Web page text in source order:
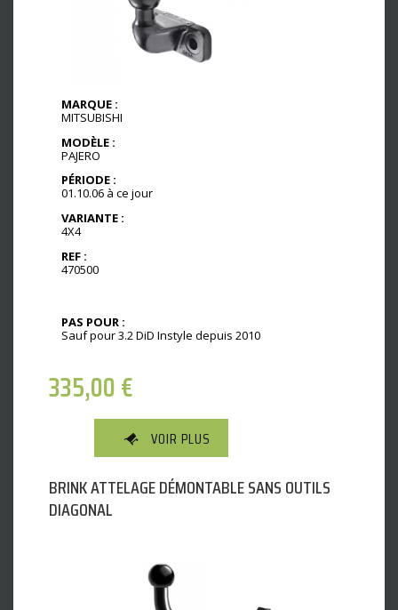
MARQUE :
MITSUBISHI
MODÈLE :
PAJERO
PÉRIODE :
01.10.06 à ce jour
VARIANTE :
4X4
REF :
470500
PAS POUR :
Sauf pour 3.2 DiD Instyle depuis 2010
335,00€
VOIR PLUS
BRINK ATTELAGE DÉMONTABLE SANS OUTILS
DIAGONAL